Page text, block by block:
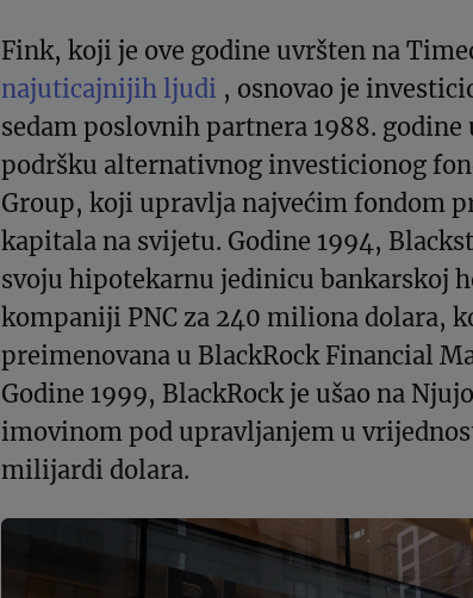
Fink, koji je ove godine uvršten na
najuticajnijih ljudi , osnovao je
sedam poslovnih partnera 1988.
podršku alternativnog investicionog
Group, koji upravlja najvećim fondom
kapitala na svijetu. Godine 1994,
svoju hipotekarnu jedinicu bankarskoj
kompaniji PNC za 240 miliona dolara,
preimenovana u BlackRock Financial
Godine 1999, BlackRock je ušao na
imovinom pod upravljanjem u
milijardi dolara.